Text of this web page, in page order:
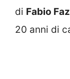
di Fabio
20 anni di